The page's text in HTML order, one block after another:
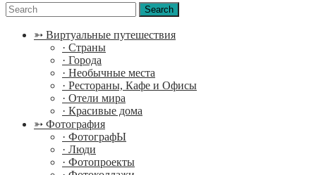
Menu
Search
for:
➳ Виртуальные путешествия
· Страны
· Города
· Необычные места
· Рестораны, Кафе и Офисы
· Отели мира
· Красивые дома
➳ Фотография
· ФотографЫ
· Люди
· Фотопроекты